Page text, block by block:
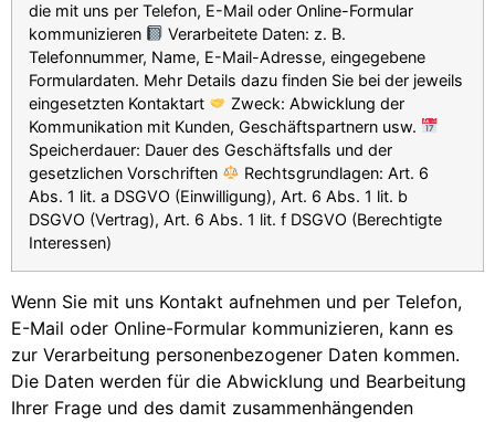
die mit uns per Telefon, E-Mail oder Online-Formular
kommunizieren
Verarbeitete Daten: z. B.
Telefonnummer, Name, E-Mail-Adresse, eingegebene
Formulardaten. Mehr Details dazu finden Sie bei der jeweils
eingesetzten Kontaktart
Zweck: Abwicklung der
Kommunikation mit Kunden, Geschäftspartnern usw.
Speicherdauer: Dauer des Geschäftsfalls und der
gesetzlichen Vorschriften
Rechtsgrundlagen: Art. 6
Abs. 1 lit. a DSGVO (Einwilligung), Art. 6 Abs. 1 lit. b
DSGVO (Vertrag), Art. 6 Abs. 1 lit. f DSGVO (Berechtigte
Interessen)
Wenn Sie mit uns Kontakt aufnehmen und per Telefon,
E-Mail oder Online-Formular kommunizieren, kann es
zur Verarbeitung personenbezogener Daten kommen.
Die Daten werden für die Abwicklung und Bearbeitung
Ihrer Frage und des damit zusammenhängenden